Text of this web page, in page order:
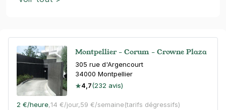
Montpellier - Corum - Crowne Plaza
305 rue d'Argencourt
34000 Montpellier
4,7(232 avis)
2 €/heure,14 €/jour,59 €/semaine(tarifs dégressifs)